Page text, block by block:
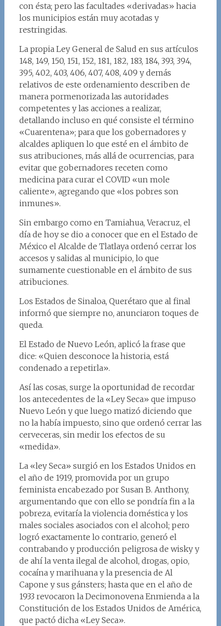
con ésta; pero las facultades «derivadas» hacia
los municipios están muy acotadas y
restringidas.
La propia Ley General de Salud en sus artículos
148, 149, 150, 151, 152, 181, 182, 183, 184, 393, 394,
395, 402, 403, 406, 407, 408, 409 y demás
relativos de este ordenamiento describen de
manera pormenorizada las autoridades
competentes y las acciones a realizar,
detallando incluso en qué consiste el término
«Cuarentena»; para que los gobernadores y
alcaldes apliquen lo que esté en el ámbito de
sus atribuciones, más allá de ocurrencias, para
evitar que gobernadores receten como
medicina para curar el COVID «un mole
caliente», agregando que «los pobres son
inmunes».
Sin embargo como en Tamiahua, Veracruz, el
día de hoy se dio a conocer que en el Estado de
México el Alcalde de Tlatlaya ordenó cerrar los
accesos y salidas al municipio, lo que
sumamente cuestionable en el ámbito de sus
atribuciones.
Los Estados de Sinaloa, Querétaro que al final
informó que siempre no, anunciaron toques de
queda.
El Estado de Nuevo León, aplicó la frase que
dice: «Quien desconoce la historia, está
condenado a repetirla».
Así las cosas, surge la oportunidad de recordar
los antecedentes de la «Ley Seca» que impuso
Nuevo León y que luego matizó diciendo que
no la había impuesto, sino que ordenó cerrar las
cerveceras, sin medir los efectos de su
«medida».
La «ley Seca» surgió en los Estados Unidos en
el año de 1919, promovida por un grupo
feminista encabezado por Susan B. Anthony,
argumentando que con ello se pondría fin a la
pobreza, evitaría la violencia doméstica y los
males sociales asociados con el alcohol; pero
logró exactamente lo contrario, generó el
contrabando y producción peligrosa de wisky y
de ahí la venta ilegal de alcohol, drogas, opio,
cocaína y marihuana y la presencia de Al
Capone y sus gánsters; hasta que en el año de
1933 revocaron la Decimonovena Enmienda a la
Constitución de los Estados Unidos de América,
que pactó dicha «Ley Seca».